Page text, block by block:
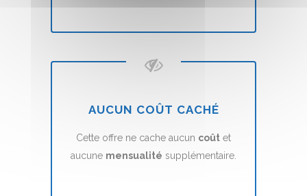
AUCUN COÛT CACHÉ
Cette offre ne cache aucun coût et
aucune mensualité supplémentaire.